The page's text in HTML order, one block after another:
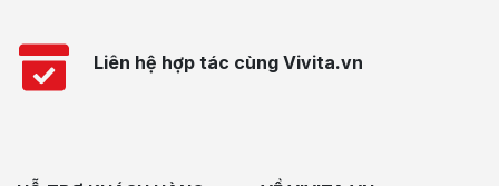
Liên hệ hợp tác cùng Vivita.vn